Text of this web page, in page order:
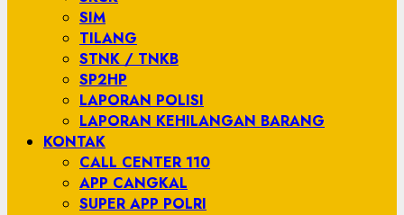
SIM
TILANG
STNK / TNKB
SP2HP
LAPORAN POLISI
LAPORAN KEHILANGAN BARANG
KONTAK
CALL CENTER 110
APP CANGKAL
SUPER APP POLRI